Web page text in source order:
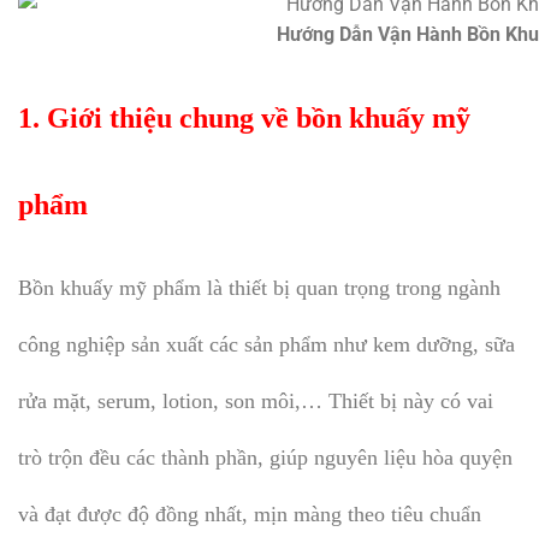
Hướng Dẫn Vận Hành Bồn
1. Giới thiệu chung về bồn khuấy mỹ
phẩm
Bồn khuấy mỹ phẩm là thiết bị quan trọng trong ngành
công nghiệp sản xuất các sản phẩm như kem dưỡng, sữa
rửa mặt, serum, lotion, son môi,… Thiết bị này có vai
trò trộn đều các thành phần, giúp nguyên liệu hòa quyện
và đạt được độ đồng nhất, mịn màng theo tiêu chuẩn